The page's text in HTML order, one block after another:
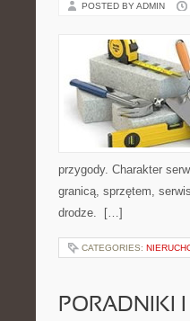
POSTED BY ADMIN
przygody. Charakter
granicą, sprzętem,
drodze. […]
CATEGORIES:
PORADNIKI